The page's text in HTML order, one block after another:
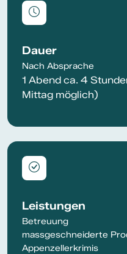
Dauer
Nach Absprache
1 Abend ca. 4
Mittag möglich)
Leistungen
Betreuung
massgeschneiderte
Appenzellerkrimis